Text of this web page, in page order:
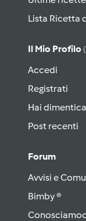
Lista Ricetta
Il Mio Profilo
Accedi
Registrati
Hai
Post recenti
Forum
Avvisi e
Bimby ®